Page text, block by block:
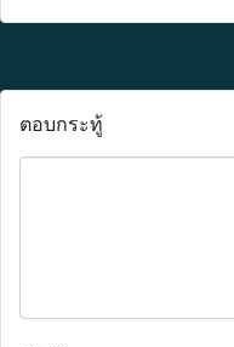
ตอบกระทู้